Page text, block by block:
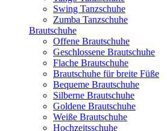
Swing Tanzschuhe
Zumba Tanzschuhe
Brautschuhe
Offene Brautschuhe
Geschlossene Brautschuhe
Flache Brautschuhe
Brautschuhe für breite Füße
Bequeme Brautschuhe
Silberne Brautschuhe
Goldene Brautschuhe
Weiße Brautschuhe
Hochzeitsschuhe